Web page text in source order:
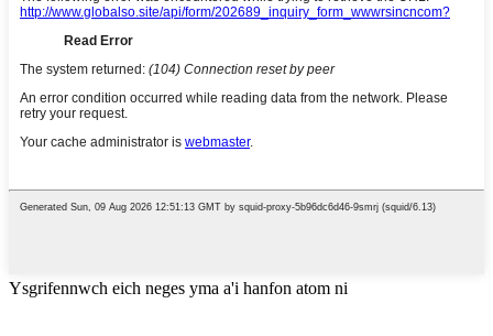
Ysgrifennwch eich neges yma a'i hanfon atom ni